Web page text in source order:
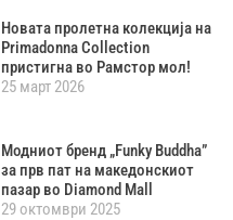
Новата пролетна колекција на
Primadonna Collection
пристигна во Рамстор мол!
25 март 2026
Модниот бренд „Funky Buddha”
за прв пат на македонскиот
пазар во Diamond Mall
29 октомври 2025